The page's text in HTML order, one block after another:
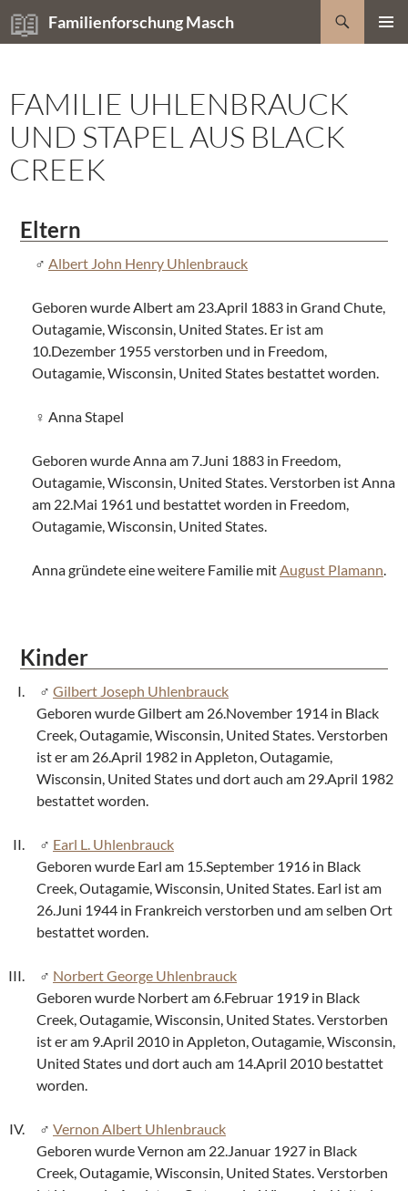
Zum
Inhalt
Familienforschung Masch
Suchen
FAMILIE UHLENBRAUCK
UND STAPEL AUS BLACK
CREEK
Eltern
Albert John Henry Uhlenbrauck
Geboren wurde Albert am 23.April 1883 in Grand Chute,
Outagamie, Wisconsin, United States. Er ist am
10.Dezember 1955 verstorben und in Freedom,
Outagamie, Wisconsin, United States bestattet worden.
Anna Stapel
Geboren wurde Anna am 7.Juni 1883 in Freedom,
Outagamie, Wisconsin, United States. Verstorben ist Anna
am 22.Mai 1961 und bestattet worden in Freedom,
Outagamie, Wisconsin, United States.
Anna gründete eine weitere Familie mitAugust Plamann.
Kinder
Gilbert Joseph Uhlenbrauck
Geboren wurde Gilbert am 26.November 1914 in Black
Creek, Outagamie, Wisconsin, United States. Verstorben
ist er am 26.April 1982 in Appleton, Outagamie,
Wisconsin, United States und dort auch am 29.April 1982
bestattet worden.
Earl L. Uhlenbrauck
Geboren wurde Earl am 15.September 1916 in Black
Creek, Outagamie, Wisconsin, United States. Earl ist am
26.Juni 1944 in Frankreich verstorben und am selben Ort
bestattet worden.
Norbert George Uhlenbrauck
Geboren wurde Norbert am 6.Februar 1919 in Black
Creek, Outagamie, Wisconsin, United States. Verstorben
ist er am 9.April 2010 in Appleton, Outagamie, Wisconsin,
United States und dort auch am 14.April 2010 bestattet
worden.
Vernon Albert Uhlenbrauck
Geboren wurde Vernon am 22.Januar 1927 in Black
Creek, Outagamie, Wisconsin, United States. Verstorben